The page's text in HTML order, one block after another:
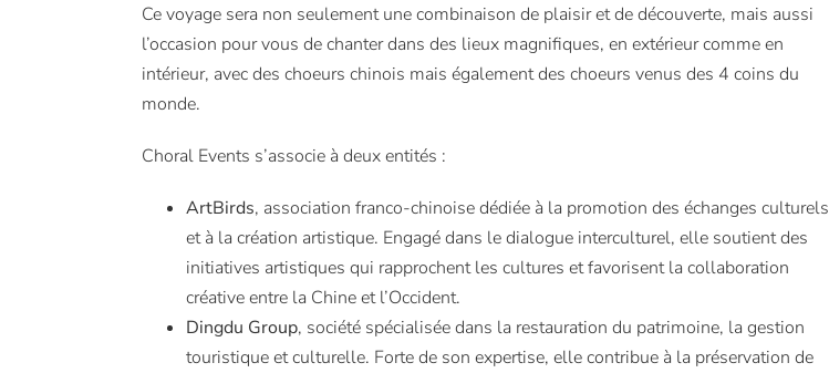
Ce voyage sera non seulement une combinaison de plaisir et de découverte, mais aussi
l’occasion pour vous de chanter dans des lieux magnifiques, en extérieur comme en
intérieur, avec des choeurs chinois mais également des choeurs venus des 4 coins du
monde.
Choral Events s’associe à deux entités :
ArtBirds, association franco-chinoise dédiée à la promotion des échanges culturels
et à la création artistique. Engagé dans le dialogue interculturel, elle soutient des
initiatives artistiques qui rapprochent les cultures et favorisent la collaboration
créative entre la Chine et l’Occident.
Dingdu Group, société spécialisée dans la restauration du patrimoine, la gestion
touristique et culturelle. Forte de son expertise, elle contribue à la préservation de